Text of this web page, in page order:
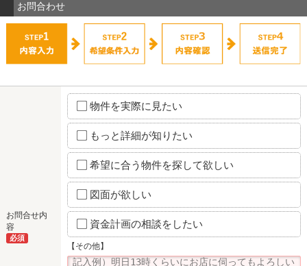
お問合わせ
お問合せ内
容
必須
物件を実際に見たい
もっと詳細が知りたい
希望に合う物件を探して欲しい
図面が欲しい
資金計画の相談をしたい
【その他】